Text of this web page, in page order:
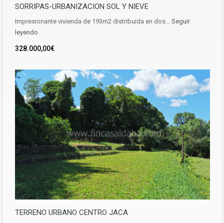
SORRIPAS-URBANIZACION SOL Y NIEVE
Impresionante vivienda de 193m2 distribuida en dos… Seguir
leyendo
328.000,00€
TERRENO URBANO CENTRO JACA